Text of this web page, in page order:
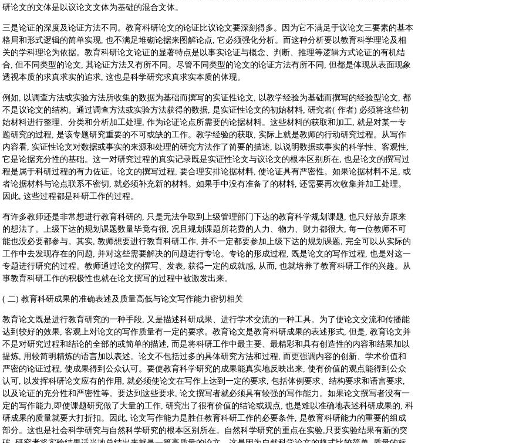
研论文的文体是以议论文文体为基础的混合文体。
三是论证的深度及论证方法不同。教育科研论文的论证比议论文要深刻得多。因为它不满足于议论文三要素的基本
格局和形式逻辑的简单实现, 也不满足堆砌论据来图解论点, 它必须强化分析。而这种分析要以教育科学理论及相
关的学科理论为依据。教育科研论文论证的显著特点是以事实论证与概念、判断、推理等逻辑方式论证的有机结
合, 但不同类型的论文, 其论证方法又有所不同。尽管不同类型的论文的论证方法有所不同, 但都是体现从表面现象
透视本质的求真求实的追求, 这也是科学研究求真求实本质的体现。
例如, 以调查方法或实验方法所收集的数据为基础而撰写的实证性论文, 以教学经验为基础而撰写的经验型论文, 都
不是议论文的结构。通过调查方法或实验方法获得的数据, 是实证性论文的初始材料, 研究者( 作者) 必须将这些初
始材料进行整理、分类和分析加工处理, 作为论证论点所需要的论据材料。这些材料的获取和加工, 就是对某一专
题研究的过程, 是该专题研究重要的不可或缺的工作。教学经验的获取, 实际上就是教师的行动研究过程。从写作
内容看, 实证性论文对数据或事实的来源和处理的研究方法作了简要的描述, 以说明数据或事实的科学性、客观性,
它是论据充分性的基础。这一对研究过程的真实记录既是实证性论文与议论文的根本区别所在, 也是论文的撰写过
程是属于科研过程的有力佐证。论文的撰写过程, 要合理安排论据材料, 使论证具有严密性。如果论据材料不足, 或
者论据材料与论点联系不密切, 就必须补充新的材料。如果手中没有准备了的材料, 还需要再次收集并加工处理。
因此, 这些过程都是科研工作的过程。
有许多教师还是非常想进行教育科研的, 只是无法争取到上级管理部门下达的教育科学规划课题, 也只好放弃原来
的想法了。上级下达的规划课题数量毕竟有很, 况且规划课题所花费的人力、物力、财力都很大, 每一位教师不可
能也没必要都参与。其实, 教师想要进行教育科研工作, 并不一定都要参加上级下达的规划课题, 完全可以从实际的
工作中去发现存在的问题, 并对这些需要解决的问题进行专论。专论的形成过程, 既是论文的写作过程, 也是对这一
专题进行研究的过程。教师通过论文的撰写、发表, 获得一定的成就感, 从而, 也就培养了教育科研工作的兴趣。从
事教育科研工作的积极性也就在论文撰写的过程中被激发出来。
( 二) 教育科研成果的准确表述及质量高低与论文写作能力密切相关
教育论文既是进行教育研究的一种手段, 又是描述科研成果、进行学术交流的一种工具。为了使论文交流和传播能
达到较好的效果, 客观上对论文的写作质量有一定的要求。教育论文是教育科研成果的表述形式, 但是, 教育论文并
不是对研究过程和结论的全部的或简单的描述, 而是将科研工作中最主要、最精彩和具有创造性的内容和结果加以
提炼, 用较简明精炼的语言加以表述。论文不包括过多的具体研究方法和过程, 而更强调内容的创新、学术价值和
严密的论证过程, 使成果得到公众认可。要使教育科学研究的成果能真实地反映出来, 使有价值的观点能得到公众
认可, 以发挥科研论文应有的作用, 就必须使论文在写作上达到一定的要求, 包括体例要求、结构要求和语言要求,
以及论证的充分性和严密性等。要达到这些要求, 论文撰写者就必须具有较强的写作能力。如果论文撰写者没有一
定的写作能力,即使课题研究做了大量的工作, 研究出了很有价值的结论或观点, 也是难以准确地表述科研成果的, 科
研成果的质量就要大打折扣。因此, 论文写作能力是胜任教育科研工作的必要条件, 是教育科研能力的重要的组成
部分。这也是社会科学研究与自然科学研究的根本区别所在。自然科学研究的重点在实验,只要实验结果有新的突